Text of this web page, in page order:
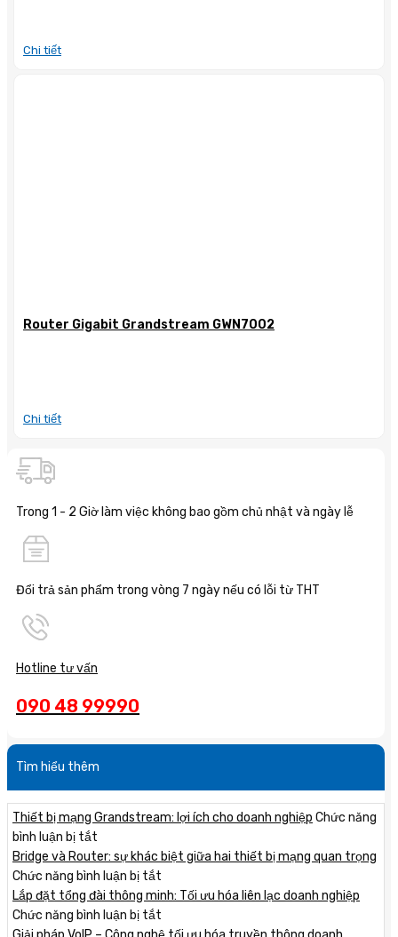
Chi tiết
Router Gigabit Grandstream GWN7002
Chi tiết
Trong 1 - 2 Giờ làm việc không bao gồm chủ nhật và ngày lễ
Đổi trả sản phẩm trong vòng 7 ngày nếu có lỗi từ THT
Hotline tư vấn
090 48 99990
Tìm hiểu thêm
Thiết bị mạng Grandstream: lợi ích cho doanh nghiệp Chức năng
bình luận bị tắt
Thiết
bị
mạng
Grandstream:
lợi
Bridge và Router: sự khác biệt giữa hai thiết bị mạng quan trọng
Chức năng bình luận bị tắt
Bridge
Router:
Lắp đặt tổng đài thông minh: Tối ưu hóa liên lạc doanh nghiệp
Chức năng bình luận bị tắt
Lắp